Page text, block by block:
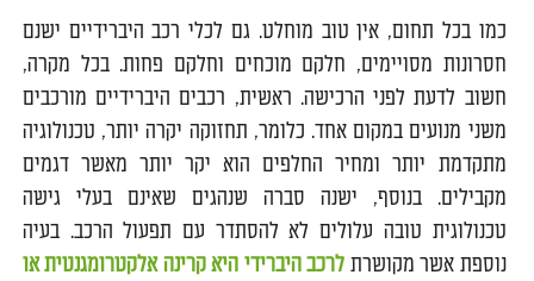
כמו בכל תחום, אין טוב מוחלט. גם לכלי רכב היברידיים ישנם
חסרונות מסויימים, חלקם מוכחים וחלקם פחות. בכל מקרה,
חשוב לדעת לפני הרכישה. ראשית, רכבים היברידיים מורכבים
משני מנועים במקום אחד. כלומר, תחזוקה יקרה יותר, טכנולוגיה
מתקדמת יותר ומחיר החלפים הוא יקר יותר מאשר דגמים
מקבילים. בנוסף, ישנה סברה שנהגים שאינם בעלי גישה
טכנולוגית טובה עלולים לא להסתדר עם תפעול הרכב. בעיה
נוספת אשר מקושרת לרכב היברידי היא קרינה אלקטרומגנטית או